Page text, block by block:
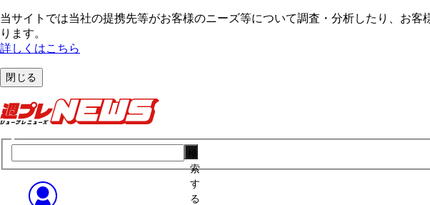
当サイトでは当社の提携先等がお客様のニーズ等について調査・分析したり、お
ります。
詳しくはこちら
閉じる
索
す
る